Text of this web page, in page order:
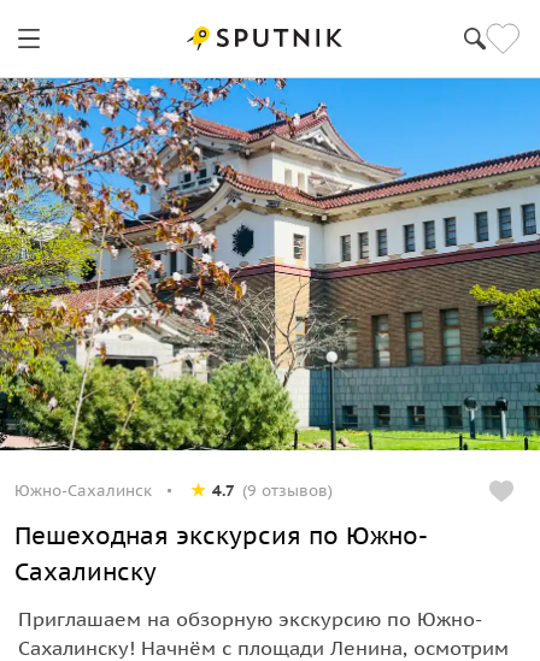
Южно-Сахалинск 4.7 (9 отзывов)
Пешеходная экскурсия по Южно-
Сахалинску
Приглашаем на обзорную экскурсию по Южно-
Сахалинску! Начнём с площади Ленина, осмотрим